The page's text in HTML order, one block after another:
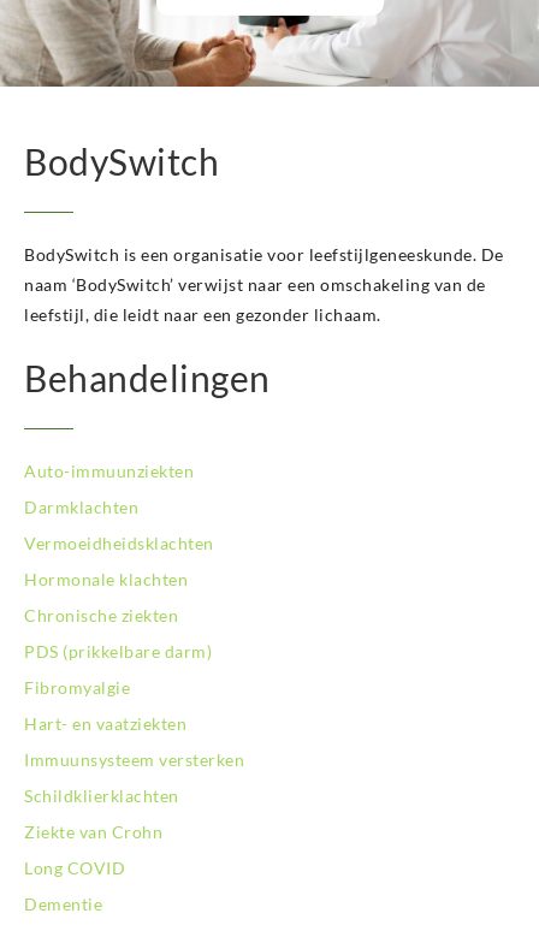
BodySwitch Helmond
BodySwitch Hengelo OV
BodySwitch Het Gooi
BodySwitch Hoofddorp
BodySwitch Hoorn
BodySwitch Kampen
BodySwitch Kerkrade
BodySwitch Krimpenerwaard
BodySwitch Leeuwarden
BodySwitch Leiden
BodySwitch Lelystad
BodySwitch Maastricht
BodySwitch Nijmegen
BodySwitch Oss
BodySwitch Purmerend
BodySwitch Rotterdam-Centrum
BodySwitch Rotterdam-Kralingen
BodySwitch Rotterdam-Oost
BodySwitch Schiedam
BodySwitch Tiel
BodySwitch Tilburg
BodySwitch Utrecht
BodySwitch Veluwe
BodySwitch Vlaardingen
BodySwitch Wageningen
BodySwitch
BodySwitch is een organisatie voor leefstijlgeneeskunde. De
naam ‘BodySwitch’ verwijst naar een omschakeling van de
leefstijl, die leidt naar een gezonder lichaam.
Behandelingen
Auto-immuunziekten
Darmklachten
Vermoeidheidsklachten
Hormonale klachten
Chronische ziekten
PDS (prikkelbare darm)
Fibromyalgie
Hart- en vaatziekten
Immuunsysteem versterken
Schildklierklachten
Ziekte van Crohn
Long COVID
Dementie